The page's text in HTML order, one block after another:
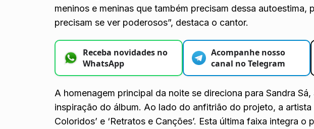
meninos e meninas que também precisam dessa autoestima,
precisam se ver poderosos”, destaca o cantor.
Receba novidades no
WhatsApp
Acompanhe nosso
canal no Telegram
A homenagem principal da noite se direciona para Sandra
inspiração do álbum. Ao lado do anfitrião do projeto, a artista
Coloridos’ e ‘Retratos e Canções’. Esta última faixa integra o